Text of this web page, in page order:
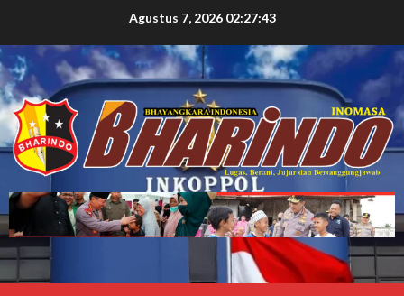
Agustus 7, 2026 02:27:44